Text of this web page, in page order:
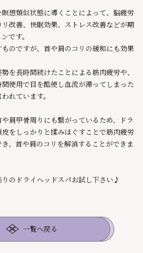
想類似状態に導くことによって、脳疲労
改善、快眠効果、ストレス改善などが期
です。
のですが、首や肩のコリの緩和にも効果
を長時間続けたことによる筋肉疲労や、
使用で目を酷使し血流が滞ってしまった
れています。
肩甲骨周りにも繋がっているため、ドラ
をしっかりと揉みほぐすことで筋肉疲労
、首や肩のコリを解消することができま
のドライヘッドスパお試し下さい♪
一覧へ戻る